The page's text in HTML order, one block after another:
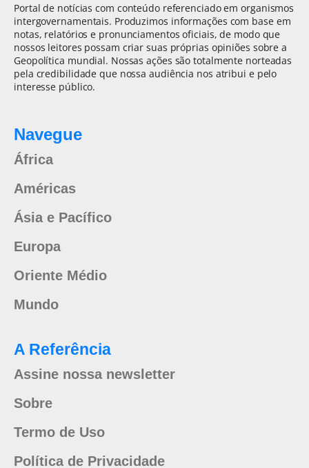
Portal de notícias com conteúdo referenciado em organismos
intergovernamentais. Produzimos informações com base em
notas, relatórios e pronunciamentos oficiais, de modo que
nossos leitores possam criar suas próprias opiniões sobre a
Geopolítica mundial. Nossas ações são totalmente norteadas
pela credibilidade que nossa audiência nos atribui e pelo
interesse público.
Navegue
África
Américas
Ásia e Pacífico
Europa
Oriente Médio
Mundo
A Referência
Assine nossa newsletter
Sobre
Termo de Uso
Política de Privacidade